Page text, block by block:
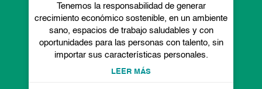
Tenemos la responsabilidad de generar
crecimiento económico sostenible, en un ambiente
sano, espacios de trabajo saludables y con
oportunidades para las personas con talento, sin
importar sus características personales.
LEER MÁS